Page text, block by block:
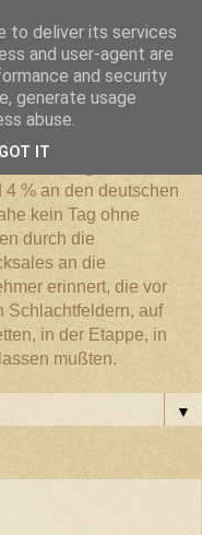
% an den deutschen
kein Tag ohne
durch die
an die
erinnert, die vor
Schlachtfeldern, auf
in der Etappe, in
mußten.
▼
to deliver its services
and user-agent are
and security
generate usage
abuse.
GOT IT